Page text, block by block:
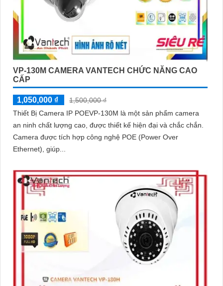
VP-130M CAMERA VANTECH CHỨC NĂNG CAO
CẤP
1,050,000 ₫
1,500,000 ₫
Thiết Bị Camera IP POEVP-130M là một sản phẩm camera
an ninh chất lượng cao, được thiết kế hiện đại và chắc chắn.
Camera được tích hợp công nghệ POE (Power Over
Ethernet), giúp...